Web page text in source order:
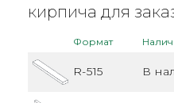
кирпича для
Формат
R-515 В